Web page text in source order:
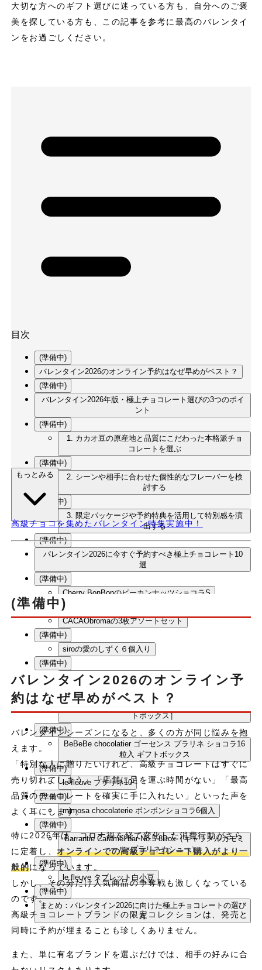
大切な方へのギフト選びに迷っている方も、自分へのご褒
美を探している方も、この記事を参考に最高のバレンタイ
ンをお過ごしください。
目次
(準備中)
バレンタイン2026のオンライン予約はなぜ早めがベスト？
(準備中)
バレンタイン2026年版・極上チョコレート選びの3つのポイ
ント
(準備中)
1. カカオ豆の原産地と品質にこだわった本格派チョ
コレートを選ぶ
(準備中)
2. シーンや相手に合わせた個性的なフレーバーを検
討する
(準備中)
3. 限定パッケージや予約特典を活用して特別感を演
出する
(準備中)
バレンタイン2026に今すぐ予約すべき極上チョコレート10
選
(準備中)
Cherry BonBonのピーカンナッツショコラS
(準備中)
CACAObromaの3枚アソートセット
(準備中)
siroの愛のしずく６個入り
(準備中)
京都のトリュフチョコレート20粒
(準備中)
confiserie ELISE トリュフチョコレート6粒入［ギフ
トボックス］
(準備中)
BeBeBe chocolatier ゴーセンス プラリネ ショコラ16
粒入 ギフトボックス
(準備中)
le fleuve プラリネ10
(準備中)
mimosa chocolaterie ボンボンショコラ6個入
(準備中)
Barrantie Caramel bar No.5 8Box（キャラメルカモミ
ール×プラリネカシュー）
(準備中)
le fleuve タブレット白小豆
(準備中)
まとめ：バレンタイン2026に向けた極上チョコレートの選び
方
もっとみる
高級チョコを集めたバレンタイン特集実施中！
(準備中)
バレンタイン2026のオンライン予
約はなぜ早めがベスト？
バレンタインシーズンになると、多くの方が同じ悩みを抱
えます。
「特別な人に贈りたいけれど、高級チョコレートはすぐに
売り切れてしまう」「店舗に足を運ぶ時間がない」「最高
品質のチョコレートを確実に手に入れたい」といった声を
よく耳にします。
特に2026年は、コロナ禍を経て変化した消費行動がさら
に定着し、オンラインでの高級チョコレート購入がより一
般的になっています。
しかし、その分だけ人気商品の争奪戦も激しくなっている
のです。
高級チョコレートブランドの限定コレクションは、発売と
同時に予約が埋まることも珍しくありません。
また、単に有名ブランドを選ぶだけでは、相手の好みに合